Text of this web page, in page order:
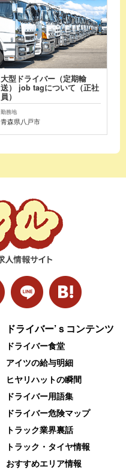
大型ドライバー（定期輸
送） job tagについて（正社
員）
勤務地
青森県八戸市
ドライバー’ｓコンテンツ
ドライバー食堂
アイツの給与明細
ヒヤリハットの瞬間
ドライバー用語集
ドライバー危険マップ
トラック業界裏話
トラック・タイヤ情報
おすすめエリア情報